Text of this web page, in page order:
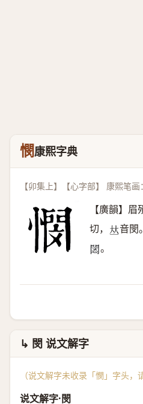
憫康熙字典
【卯集上】【心字部】 康熙笔
【廣韻】
切， 𠀤音閔
𢡥 。
↳ 閔 说文解字
（说文解字未收录「憫」字头，
说文解字·閔